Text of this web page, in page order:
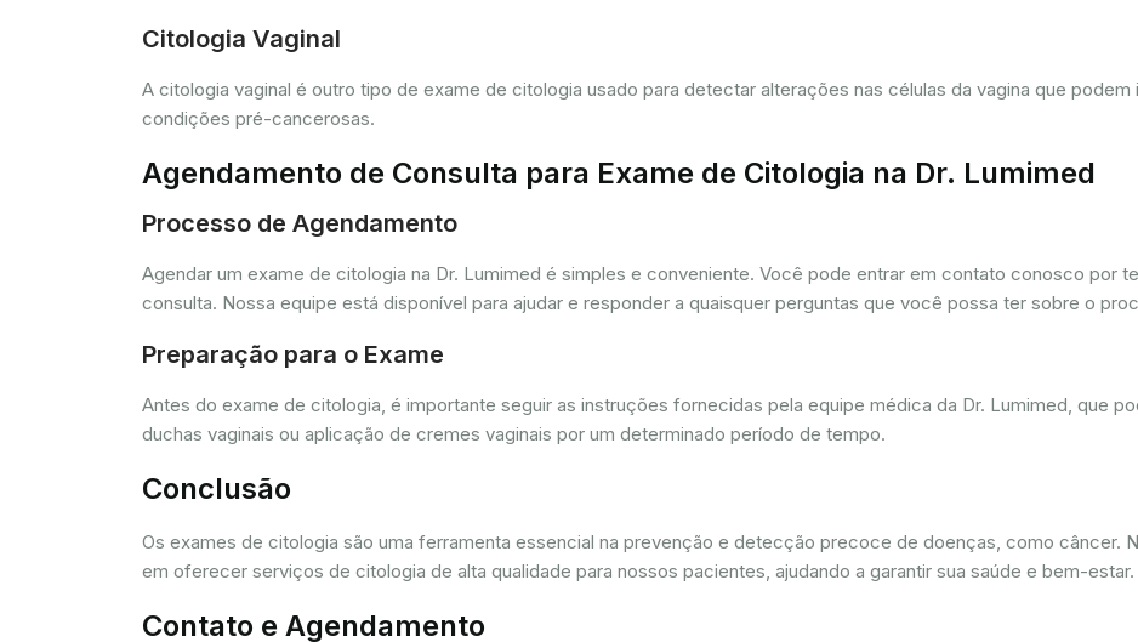
Citologia Vaginal
A citologia vaginal é outro tipo de exame de citologia usado para detectar alterações nas células da vagina que
condições pré-cancerosas.
Agendamento de Consulta para Exame de Citologia na Dr. Lumimed
Processo de Agendamento
Agendar um exame de citologia na Dr. Lumimed é simples e conveniente. Você pode entrar em contato conosco por
consulta. Nossa equipe está disponível para ajudar e responder a quaisquer perguntas que você possa ter sobre o
Preparação para o Exame
Antes do exame de citologia, é importante seguir as instruções fornecidas pela equipe médica da Dr. Lumimed, que
duchas vaginais ou aplicação de cremes vaginais por um determinado período de tempo.
Conclusão
Os exames de citologia são uma ferramenta essencial na prevenção e detecção precoce de doenças, como câncer.
em oferecer serviços de citologia de alta qualidade para nossos pacientes, ajudando a garantir sua saúde e bem-estar.
Contato e Agendamento